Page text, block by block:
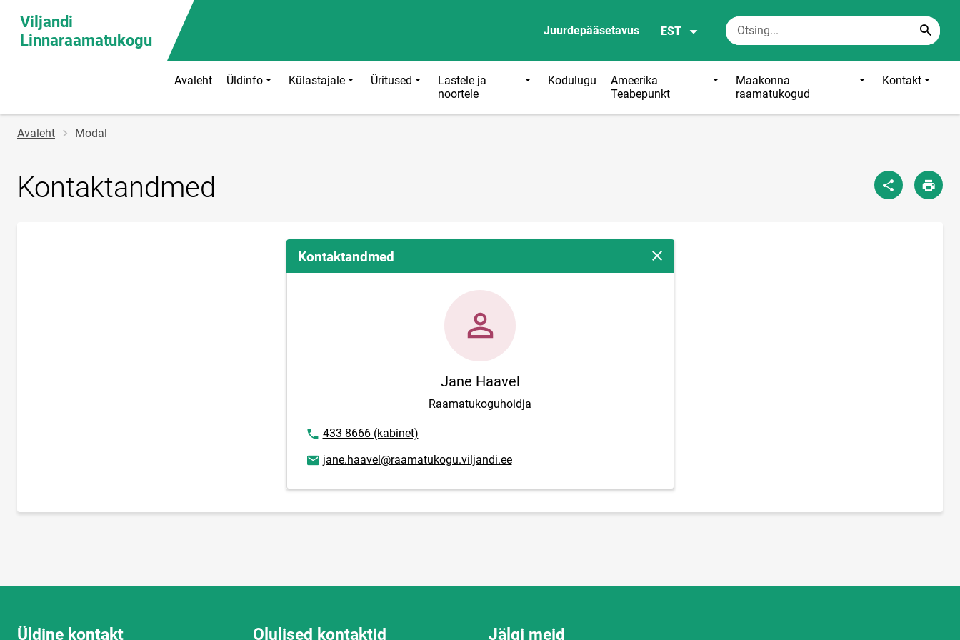
Viljandi
Linnaraamatukogu
Juurdepääsetavus EST
Avaleht Üldinfo Külastajale Üritused
Lastele ja
noortele
Kodulugu
Ameerika
Teabepunkt
Maakonna
raamatukogud
Kontakt
Jälglink
Avaleht Modal
Kontaktandmed
Kontaktandmed Sulge modaalaken
Jane Haavel
Raamatukoguhoidja
Telefoninumber
433 8666 (kabinet)
E-posti aadress
jane.haavel@raamatukogu.viljandi.ee
Üldine kontakt Olulised kontaktid Jälgi meid